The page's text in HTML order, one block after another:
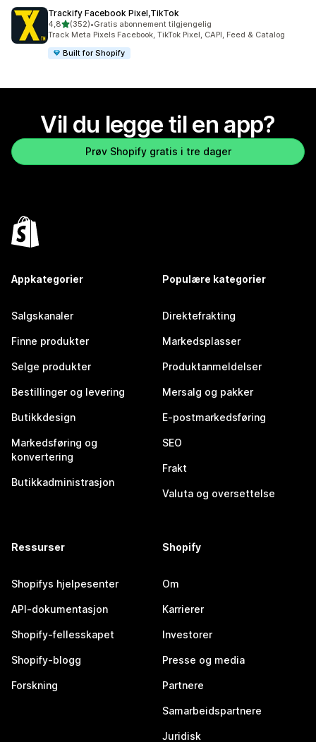
Trackify Facebook Pixel,TikTok
4,8av 5 stjerner
(352)
Totalt 352 omtaler
•Gratis abonnement tilgjengelig
Track Meta Pixels Facebook, TikTok Pixel, CAPI, Feed & Catalog
Built for Shopify
Vil du legge til en app?
Prøv Shopify gratis i tre dager
Appkategorier
Salgskanaler
Finne produkter
Selge produkter
Bestillinger og levering
Butikkdesign
Markedsføring og
konvertering
Butikkadministrasjon
Populære kategorier
Direktefrakting
Markedsplasser
Produktanmeldelser
Mersalg og pakker
E-postmarkedsføring
SEO
Frakt
Valuta og oversettelse
Ressurser
Shopifys hjelpesenter
API-dokumentasjon
Shopify-fellesskapet
Shopify-blogg
Forskning
Shopify
Om
Karrierer
Investorer
Presse og media
Partnere
Samarbeidspartnere
Juridisk